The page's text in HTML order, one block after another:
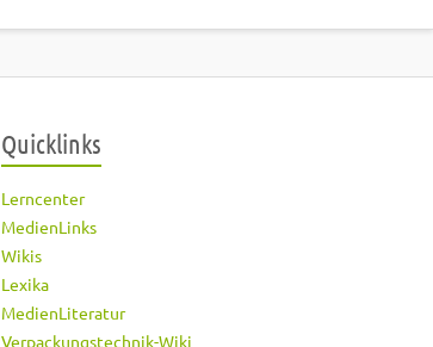
Quicklinks
Lerncenter
MedienLinks
Wikis
Lexika
MedienLiteratur
Verpackungstechnik-Wiki